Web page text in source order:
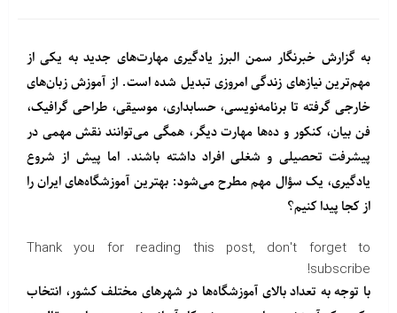
به گزارش خبرنگار سمن البرز یادگیری مهارت‌های جدید به یکی از
مهم‌ترین نیازهای زندگی امروزی تبدیل شده است. از آموزش زبان‌های
خارجی گرفته تا برنامه‌نویسی، حسابداری، موسیقی، طراحی گرافیک،
فن بیان، کنکور و ده‌ها مهارت دیگر، همگی می‌توانند نقش مهمی در
پیشرفت تحصیلی و شغلی افراد داشته باشند. اما پیش از شروع
یادگیری، یک سؤال مهم مطرح می‌شود: بهترین آموزشگاه‌های ایران را
از کجا پیدا کنیم؟
Thank you for reading this post, don't forget to
subscribe!
با توجه به تعداد بالای آموزشگاه‌ها در شهرهای مختلف کشور، انتخاب